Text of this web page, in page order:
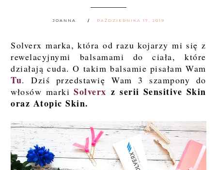
JOANNA PAŹDZIERNIKA 17, 2019
Solverx marka, która od razu kojarzy mi się z
rewelacyjnymi balsamami do ciała, które
działają cuda. O takim balsamie pisałam Wam
Tu. Dziś przedstawię Wam 3 szampony do
włosów marki Solverx z serii Sensitive Skin
oraz Atopic Skin.